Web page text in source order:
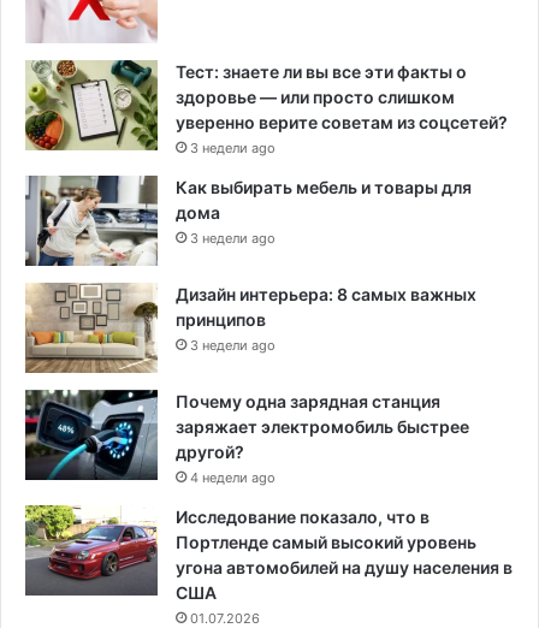
Тест: знаете ли вы все эти факты о
здоровье — или просто слишком
уверенно верите советам из соцсетей?
3 недели ago
Как выбирать мебель и товары для
дома
3 недели ago
Дизайн интерьера: 8 самых важных
принципов
3 недели ago
Почему одна зарядная станция
заряжает электромобиль быстрее
другой?
4 недели ago
Исследование показало, что в
Портленде самый высокий уровень
угона автомобилей на душу населения в
США
01.07.2026